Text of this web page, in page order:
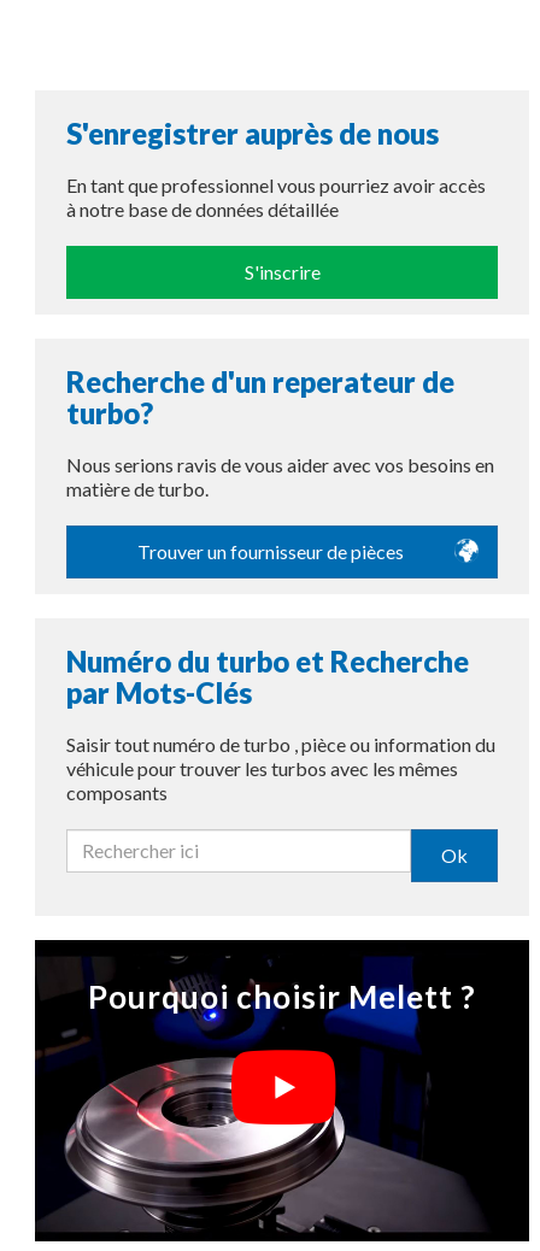
S'enregistrer auprès de nous
En tant que professionnel vous pourriez avoir accès
à notre base de données détaillée
S'inscrire
Recherche d'un reperateur de
turbo?
Nous serions ravis de vous aider avec vos besoins en
matière de turbo.
Trouver un fournisseur de pièces
Numéro du turbo et Recherche
par Mots-Clés
Saisir tout numéro de turbo , pièce ou information du
véhicule pour trouver les turbos avec les mêmes
composants
Ok
Pourquoi choisir Melett ?